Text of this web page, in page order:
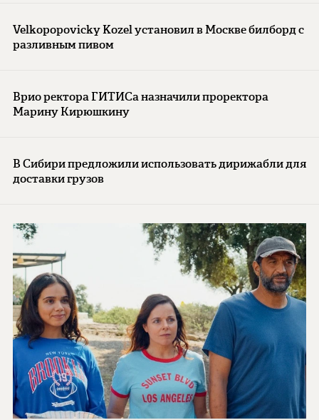
Velkopopovicky Kozel установил в Москве билборд с
разливным пивом
Врио ректора ГИТИСа назначили проректора
Марину Кирюшкину
В Сибири предложили использовать дирижабли для
доставки грузов